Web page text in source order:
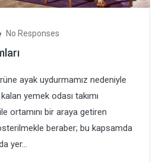
No Responses
ayak uydurmamız nedeniyle
yemek odası takımı
ortamını bir araya getiren
beraber; bu kapsamda
yer...